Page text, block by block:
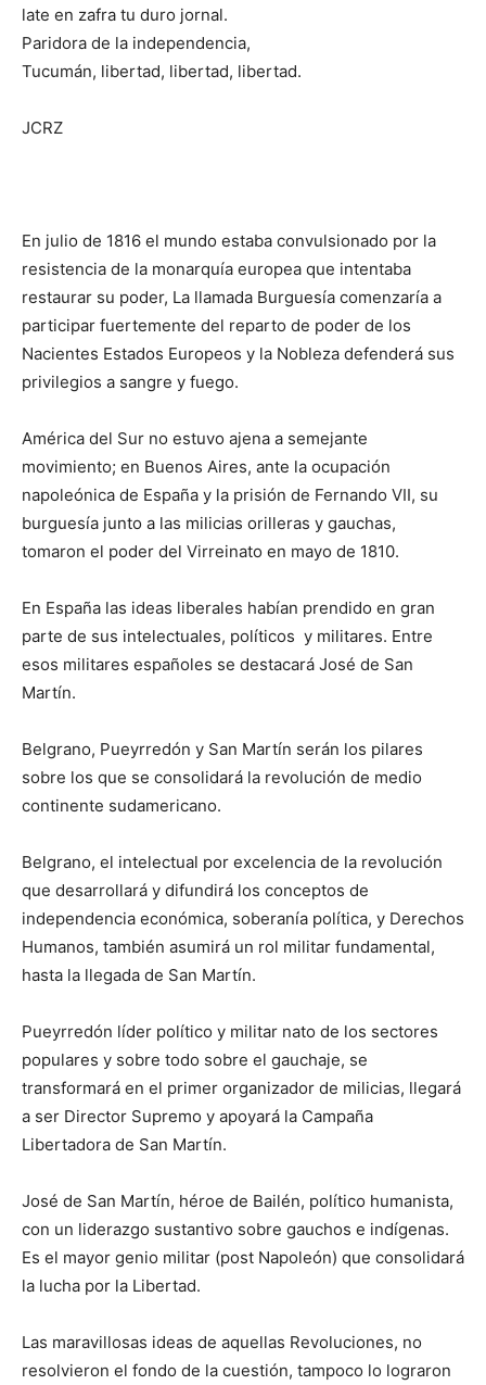
late en zafra tu duro jornal.
Paridora de la independencia,
Tucumán, libertad, libertad, libertad.
JCRZ
En julio de 1816 el mundo estaba convulsionado por la
resistencia de la monarquía europea que intentaba
restaurar su poder, La llamada Burguesía comenzaría a
participar fuertemente del reparto de poder de los
Nacientes Estados Europeos y la Nobleza defenderá sus
privilegios a sangre y fuego.
América del Sur no estuvo ajena a semejante
movimiento; en Buenos Aires, ante la ocupación
napoleónica de España y la prisión de Fernando VII, su
burguesía junto a las milicias orilleras y gauchas,
tomaron el poder del Virreinato en mayo de 1810.
En España las ideas liberales habían prendido en gran
parte de sus intelectuales, políticos y militares. Entre
esos militares españoles se destacará José de San
Martín.
Belgrano, Pueyrredón y San Martín serán los pilares
sobre los que se consolidará la revolución de medio
continente sudamericano.
Belgrano, el intelectual por excelencia de la revolución
que desarrollará y difundirá los conceptos de
independencia económica, soberanía política, y Derechos
Humanos, también asumirá un rol militar fundamental,
hasta la llegada de San Martín.
Pueyrredón líder político y militar nato de los sectores
populares y sobre todo sobre el gauchaje, se
transformará en el primer organizador de milicias, llegará
a ser Director Supremo y apoyará la Campaña
Libertadora de San Martín.
José de San Martín, héroe de Bailén, político humanista,
con un liderazgo sustantivo sobre gauchos e indígenas.
Es el mayor genio militar (post Napoleón) que consolidará
la lucha por la Libertad.
Las maravillosas ideas de aquellas Revoluciones, no
resolvieron el fondo de la cuestión, tampoco lo lograron